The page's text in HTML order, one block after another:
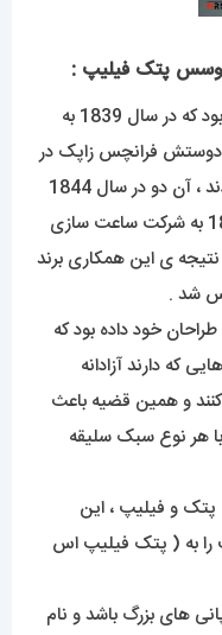
موسس پتک فیلیپ :
آنتونی پتک یک طراح ساعت لهستانی بود که در سال 1839 به
فرانچس زاپک در
زمینه ی ساخت ساعت مچی فعالیت کردند ، آن دو در سال 1844
از یکدیگر جدا شدند و پتک در سال 1845 به شرکت ساعت سازی
ی این همکاری برند
خود داده بود که
که دارند آزادانه
و همین قضیه باعث
هر نوع سبک سلیقه
فوت پتک و فیلیپ ، این
را به ( پتک فیلیپ اس
های بزرگ باشد و نام